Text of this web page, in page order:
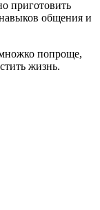
приготовить
общения и
попроще,
жизнь.